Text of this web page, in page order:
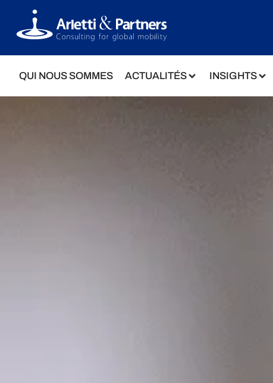
QUI NOUS SOMMES ACTUALITÉS INSIGHTS